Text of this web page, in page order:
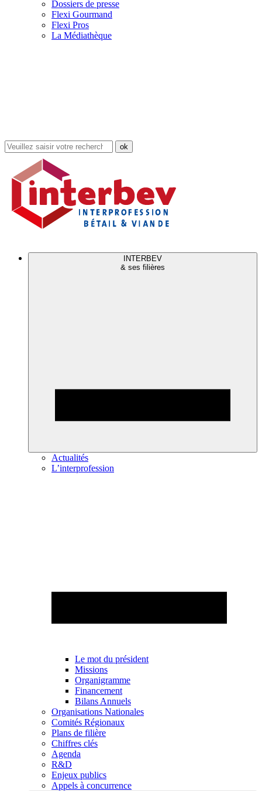
Dossiers de presse
Flexi Gourmand
Flexi Pros
La Médiathèque
Rechercher
dans
site
INTERBEV
& ses filières
Actualités
L’interprofession
Le mot du président
Missions
Organigramme
Financement
Bilans Annuels
Organisations Nationales
Comités Régionaux
Plans de filière
Chiffres clés
Agenda
R&D
Enjeux publics
Appels à concurrence